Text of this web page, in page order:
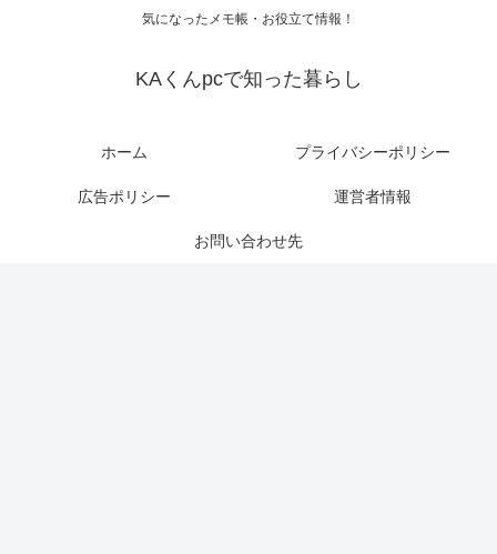
気になったメモ帳・お役立て情報！
KAくんpcで知った暮らし
ホーム プライバシーポリシー
広告ポリシー 運営者情報
お問い合わせ先